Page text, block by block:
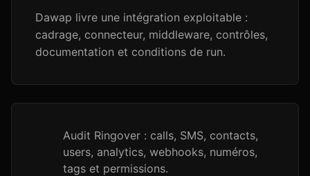
Dawap livre une intégration exploitable :
cadrage, connecteur, middleware, contrôles,
documentation et conditions de run.
Audit Ringover : calls, SMS, contacts,
users, analytics, webhooks, numéros,
tags et permissions.